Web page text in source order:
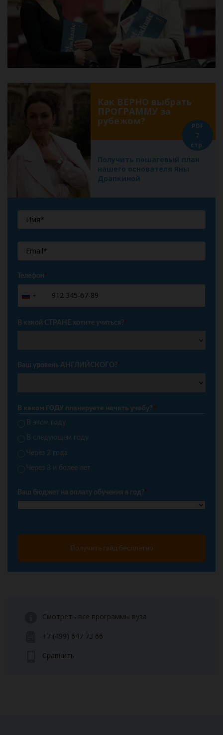
Как ВЕРНО выбрать
ПРОГРАММУ за
рубежом?
Получить пошаговый план
нашего основателя Яны
Драпкиной
PDF
7
стр.
Телефон*
Russia
+7
В какой СТРАНЕ хотите учиться?*
Ваш уровень АНГЛИЙСКОГО?*
В каком ГОДУ планируете начать учебу?*
В этом году
В следующем году
Через 2 года
Через 3 и более лет
Ваш бюджет на оплату обучения в год?*
Получить гайд бесплатно
Смотреть все программы вуза
+7 (499) 647 73 66
Сравнить